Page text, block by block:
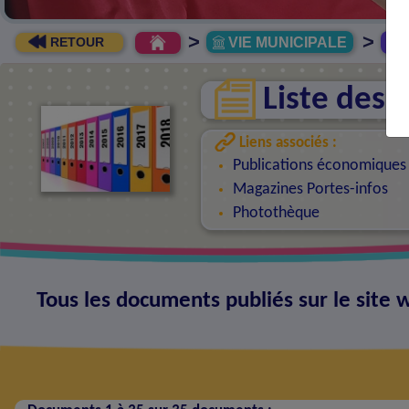
RETOUR > VIE MUNICIPALE >
Liste des
Liens associés :
Publications économiques
Magazines Portes-infos
Photothèque
Tous les documents publiés sur le site